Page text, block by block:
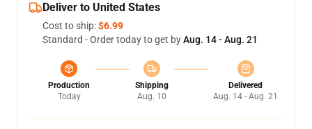
Deliver to United States
Cost to ship:$6.99
Standard - Order today to get byAug. 14 - Aug. 21
Production
Today
Shipping
Aug. 10
Delivered
Aug. 14 - Aug. 21